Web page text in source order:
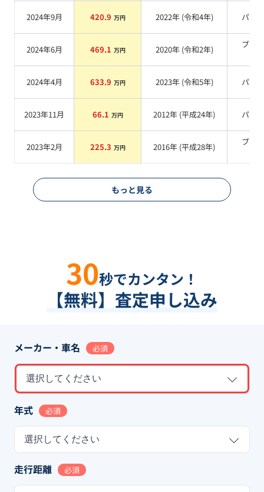
2024年9月 420.9 万円 2022年 (令和4年) パール
2024年6月 469.1 万円 2020年 (令和2年)
ブラ
2024年4月 633.9 万円 2023年 (令和5年) パール
2023年11月 66.1 万円 2012年 (平成24年) パール
2023年2月 225.3 万円 2016年 (平成28年)
ブラ
もっと見る
30秒でカンタン！
【無料】査定申し込み
メーカー・車名 必須
選択してください
年式 必須
選択してください
走行距離 必須